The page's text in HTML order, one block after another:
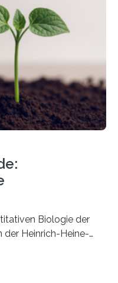
werden und trägt
Dieser erste
in Bernstein
einer
dar, denn…
Biologie der
der Heinrich-Heine-
auf